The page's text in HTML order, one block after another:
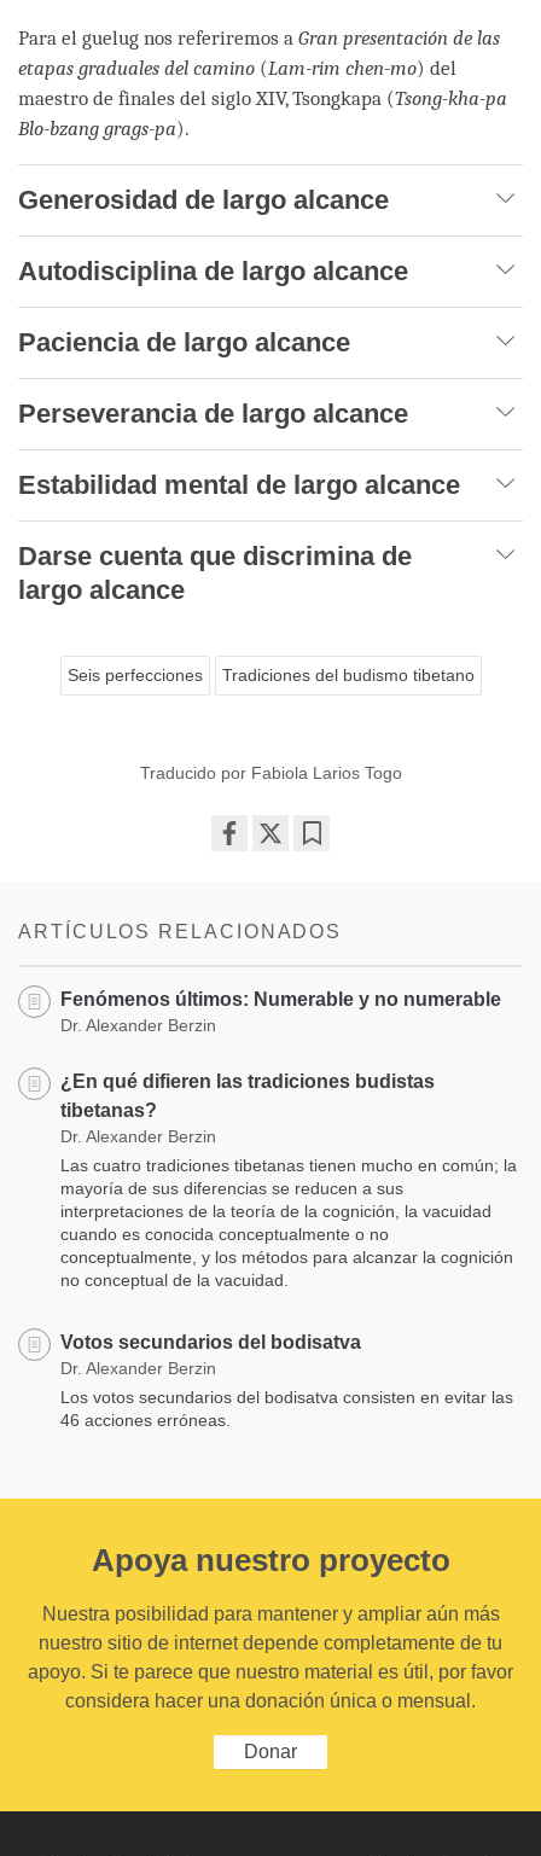
Para el guelug nos referiremos a Gran presentación de las
etapas graduales del camino (Lam-rim chen-mo) del
maestro de finales del siglo XIV, Tsongkapa (Tsong-kha-pa
Blo-bzang grags-pa).
Generosidad de largo alcance
Autodisciplina de largo alcance
Paciencia de largo alcance
Perseverancia de largo alcance
Estabilidad mental de largo alcance
Darse cuenta que discrimina de
largo alcance
Seis perfecciones Tradiciones del budismo tibetano
Traducido por Fabiola Larios Togo
ARTÍCULOS RELACIONADOS
Fenómenos últimos: Numerable y no numerable
Dr. Alexander Berzin
¿En qué difieren las tradiciones budistas
tibetanas?
Dr. Alexander Berzin
Las cuatro tradiciones tibetanas tienen mucho en común; la
mayoría de sus diferencias se reducen a sus
interpretaciones de la teoría de la cognición, la vacuidad
cuando es conocida conceptualmente o no
conceptualmente, y los métodos para alcanzar la cognición
no conceptual de la vacuidad.
Votos secundarios del bodisatva
Dr. Alexander Berzin
Los votos secundarios del bodisatva consisten en evitar las
46 acciones erróneas.
Apoya nuestro proyecto
Nuestra posibilidad para mantener y ampliar aún más
nuestro sitio de internet depende completamente de tu
apoyo. Si te parece que nuestro material es útil, por favor
considera hacer una donación única o mensual.
Donar